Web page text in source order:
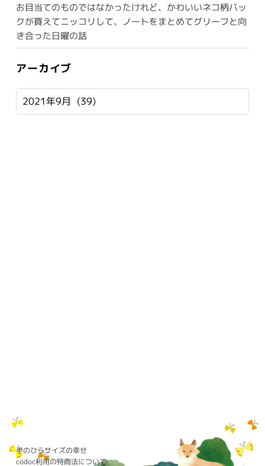
お目当てのものではなかったけれど、かわいいネコ柄バッ
クが買えてニッコリして、ノートをまとめてグリーフと向
き合った日曜の話
アーカイブ
手のひらサイズの幸せ
codoc利用の特商法について